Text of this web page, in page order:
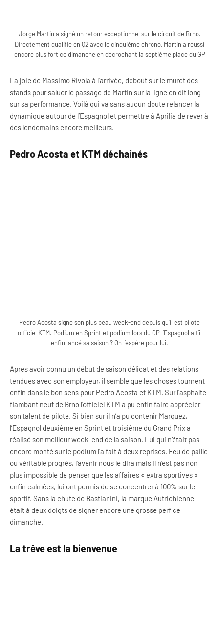
Jorge Martin a signé un retour exceptionnel sur le circuit de Brno.
Directement qualifié en Q2 avec le cinquième chrono, Martin a réussi
encore plus fort ce dimanche en décrochant la septième place du GP
La joie de Massimo Rivola à l’arrivée, debout sur le muret des
stands pour saluer le passage de Martin sur la ligne en dit long
sur sa performance. Voilà qui va sans aucun doute relancer la
dynamique autour de l’Espagnol et permettre à Aprilia de rever à
des lendemains encore meilleurs.
Pedro Acosta et KTM déchainés
Pedro Acosta signe son plus beau week-end depuis qu’il est pilote
officiel KTM. Podium en Sprint et podium lors du GP l’Espagnol a t’il
enfin lancé sa saison ? On l’espère pour lui.
Après avoir connu un début de saison délicat et des relations
tendues avec son employeur, il semble que les choses tournent
enfin dans le bon sens pour Pedro Acosta et KTM. Sur l’asphalte
flambant neuf de Brno l’officiel KTM a pu enfin faire apprécier
son talent de pilote. Si bien sur il n’a pu contenir Marquez,
l’Espagnol deuxième en Sprint et troisième du Grand Prix a
réalisé son meilleur week-end de la saison. Lui qui n’était pas
encore monté sur le podium l’a fait à deux reprises. Feu de paille
ou véritable progrès, l’avenir nous le dira mais il n’est pas non
plus impossible de penser que les affaires « extra sportives »
enfin calmées, lui ont permis de se concentrer à 100% sur le
sportif. Sans la chute de Bastianini, la marque Autrichienne
était à deux doigts de signer encore une grosse perf ce
dimanche.
La trêve est la bienvenue